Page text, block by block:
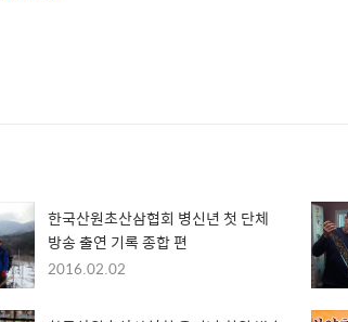
한국산원초산삼협회 병신년 첫 단체
방송 출연 기록 종합 편
2016.02.02